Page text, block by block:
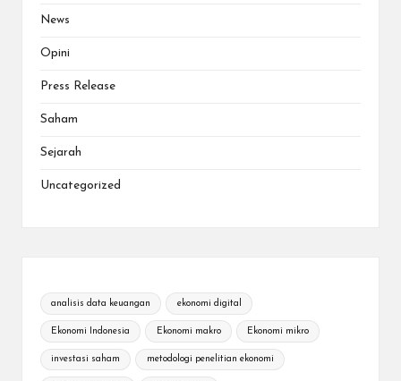
News
Opini
Press Release
Saham
Sejarah
Uncategorized
analisis data keuangan ekonomi digital
Ekonomi Indonesia Ekonomi makro Ekonomi mikro
investasi saham metodologi penelitian ekonomi